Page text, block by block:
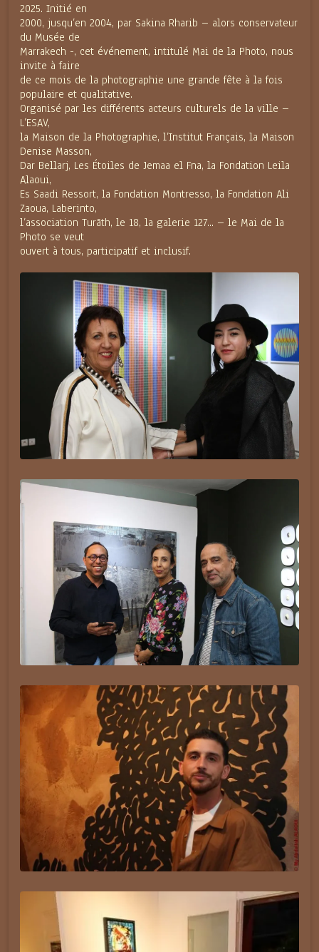
2025. Initié en
2000, jusqu’en 2004, par Sakina Rharib – alors conservateur
du Musée de
Marrakech -, cet événement, intitulé Mai de la Photo, nous
invite à faire
de ce mois de la photographie une grande fête à la fois
populaire et qualitative.
Organisé par les différents acteurs culturels de la ville –
L’ESAV,
la Maison de la Photographie, l’Institut Français, la Maison
Denise Masson,
Dar Bellarj, Les Étoiles de Jemaa el Fna, la Fondation Leila
Alaoui,
Es Saadi Ressort, la Fondation Montresso, la Fondation Ali
Zaoua, Laberinto,
l’association Turāth, le 18, la galerie 127... – le Mai de la
Photo se veut
ouvert à tous, participatif et inclusif.